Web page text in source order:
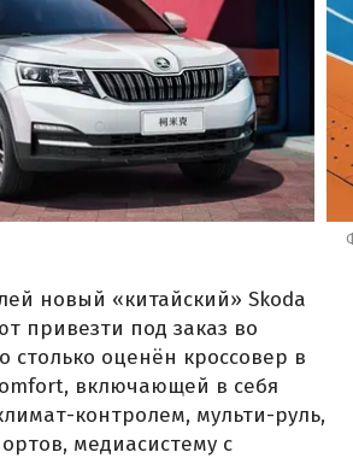
новый «китайский» Skoda
привезти под заказ во
столько оценён кроссовер в
включающей в себя
контролем, мульти-руль,
медиасистему с